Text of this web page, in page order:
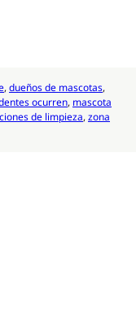
, dueños de mascotas
ocurren, mascota
de limpieza, zona